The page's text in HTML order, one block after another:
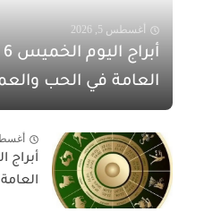
أغسطس 5, 2026
العامة في الحب
أغسطس